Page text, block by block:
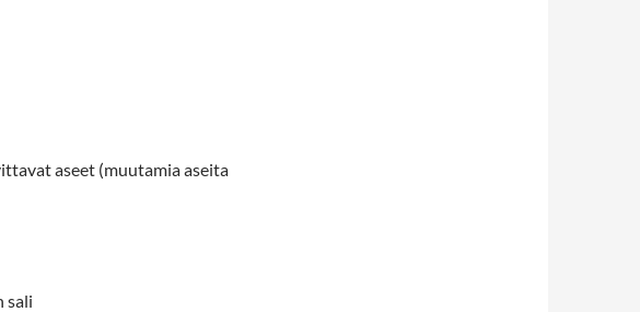
aseet (muutamia aseita
sali